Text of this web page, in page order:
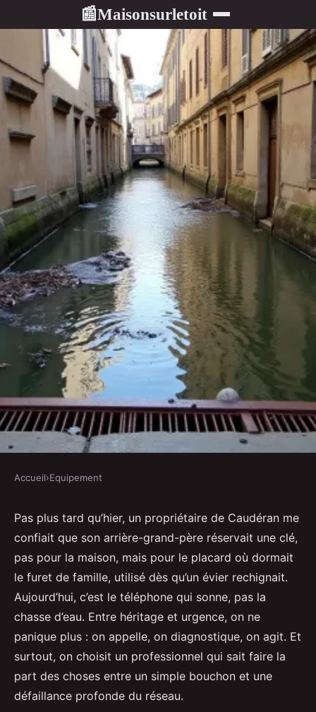
📰Maisonsurletoit
EQUIPEMENT
Canalisation bouchée à
Bordeaux ? Optez pour un
débouchage rapide
Fabien•20/06/2026 07:52•9 min de lecture
Accueil›Equipement
Pas plus tard qu’hier, un propriétaire de Caudéran me
confiait que son arrière-grand-père réservait une clé,
pas pour la maison, mais pour le placard où dormait
le furet de famille, utilisé dès qu’un évier rechignait.
Aujourd’hui, c’est le téléphone qui sonne, pas la
chasse d’eau. Entre héritage et urgence, on ne
panique plus : on appelle, on diagnostique, on agit. Et
surtout, on choisit un professionnel qui sait faire la
part des choses entre un simple bouchon et une
défaillance profonde du réseau.